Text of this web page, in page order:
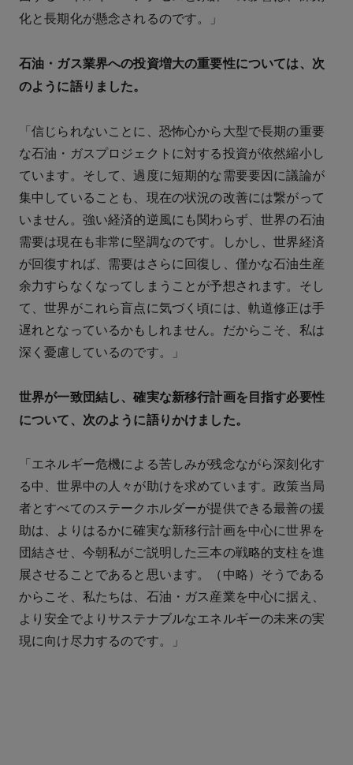
化と長期化が懸念されるのです。」
石油・ガス業界への投資増大の重要性については、次
のように語りました。
「信じられないことに、恐怖心から大型で長期の重要
な石油・ガスプロジェクトに対する投資が依然縮小し
ています。そして、過度に短期的な需要要因に議論が
集中していることも、現在の状況の改善には繋がって
いません。強い経済的逆風にも関わらず、世界の石油
需要は現在も非常に堅調なのです。しかし、世界経済
が回復すれば、需要はさらに回復し、僅かな石油生産
余力すらなくなってしまうことが予想されます。そし
て、世界がこれら盲点に気づく頃には、軌道修正は手
遅れとなっているかもしれません。だからこそ、私は
深く憂慮しているのです。」
世界が一致団結し、確実な新移行計画を目指す必要性
について、次のように語りかけました。
「エネルギー危機による苦しみが残念ながら深刻化す
る中、世界中の人々が助けを求めています。政策当局
者とすべてのステークホルダーが提供できる最善の援
助は、よりはるかに確実な新移行計画を中心に世界を
団結させ、今朝私がご説明した三本の戦略的支柱を進
展させることであると思います。（中略）そうである
からこそ、私たちは、石油・ガス産業を中心に据え、
より安全でよりサステナブルなエネルギーの未来の実
現に向け尽力するのです。」